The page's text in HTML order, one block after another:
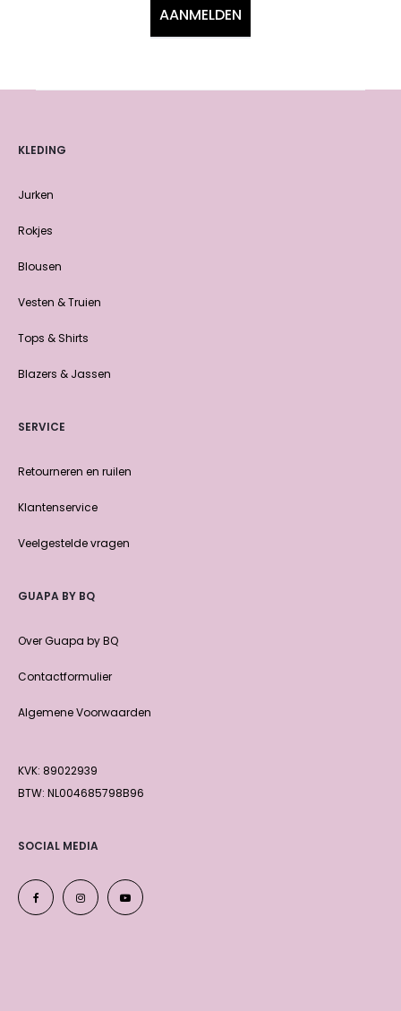
KLEDING
Jurken
Rokjes
Blousen
Vesten & Truien
Tops & Shirts
Blazers & Jassen
SERVICE
Retourneren en ruilen
Klantenservice
Veelgestelde vragen
GUAPA BY BQ
Over Guapa by BQ
Contactformulier
Algemene Voorwaarden
KVK: 89022939
BTW: NL004685798B96
SOCIAL MEDIA